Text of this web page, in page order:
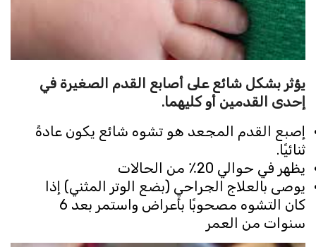
يؤثر بشكل شائع على أصابع القدم الصغيرة في
إحدى القدمين أو كليهما.
إصبع القدم المجعد هو تشوه شائع يكون عادةً
ثنائيًا.
يظهر في حوالي 20٪ من الحالات
يوصى بالعلاج الجراحي (بضع الوتر المثني) إذا
كان التشوه مصحوبًا بأعراض واستمر بعد 6
سنوات من العمر